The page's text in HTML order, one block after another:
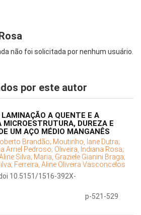
não foi solicitada por nenhum usuário.
por este autor
A QUENTE E A
MICROESTRUTURA, DUREZA E
UM AÇO MÉDIO MANGANÊS
Brandão; Moutinho, Iane Dutra;
Arriel Pedroso; Oliveira, Indiana Rosa;
Silva; Maria, Graziele Gianini Braga;
Ferreira, Aline Oliveira Vasconcelos
10.5151/1516-392X-
p-521-529